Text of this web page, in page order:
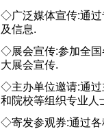
◇广泛媒体宣传:通过
及信息.
◇展会宣传:参加全国
大展会宣传.
◇主办单位邀请:通过
和院校等组织专业人
◇寄发参观券:通过各